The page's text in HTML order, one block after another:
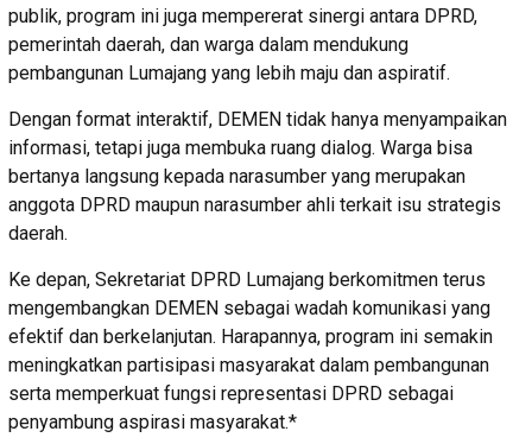
publik, program ini juga mempererat sinergi antara DPRD,
pemerintah daerah, dan warga dalam mendukung
pembangunan Lumajang yang lebih maju dan aspiratif.
Dengan format interaktif, DEMEN tidak hanya menyampaikan
informasi, tetapi juga membuka ruang dialog. Warga bisa
bertanya langsung kepada narasumber yang merupakan
anggota DPRD maupun narasumber ahli terkait isu strategis
daerah.
Ke depan, Sekretariat DPRD Lumajang berkomitmen terus
mengembangkan DEMEN sebagai wadah komunikasi yang
efektif dan berkelanjutan. Harapannya, program ini semakin
meningkatkan partisipasi masyarakat dalam pembangunan
serta memperkuat fungsi representasi DPRD sebagai
penyambung aspirasi masyarakat.*